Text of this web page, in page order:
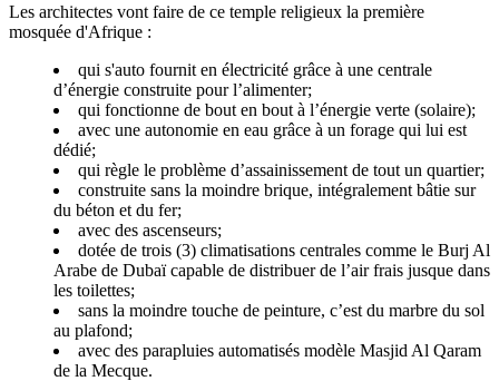
Les architectes vont faire de ce temple religieux la première
mosquée d'Afrique :
qui s'auto fournit en électricité grâce à une centrale
d’énergie construite pour l’alimenter;
qui fonctionne de bout en bout à l’énergie verte (solaire);
avec une autonomie en eau grâce à un forage qui lui est
dédié;
qui règle le problème d’assainissement de tout un quartier;
construite sans la moindre brique, intégralement bâtie sur
du béton et du fer;
avec des ascenseurs;
dotée de trois (3) climatisations centrales comme le Burj Al
Arabe de Dubaï capable de distribuer de l’air frais jusque dans
les toilettes;
sans la moindre touche de peinture, c’est du marbre du sol
au plafond;
avec des parapluies automatisés modèle Masjid Al Qaram
de la Mecque.